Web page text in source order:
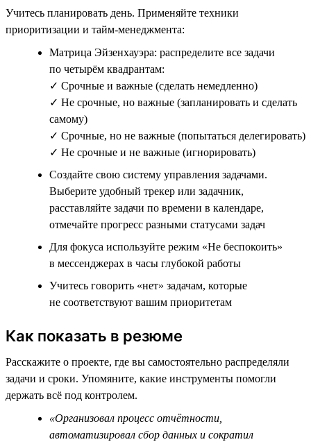
Учитесь планировать день. Применяйте техники
приоритизации и тайм-менеджмента:
Матрица Эйзенхауэра: распределите все задачи
по четырём квадрантам:
✓ Срочные и важные (сделать немедленно)
✓ Не срочные, но важные (запланировать и сделать
самому)
✓ Срочные, но не важные (попытаться делегировать)
✓ Не срочные и не важные (игнорировать)
Создайте свою систему управления задачами.
Выберите удобный трекер или задачник,
расставляйте задачи по времени в календаре,
отмечайте прогресс разными статусами задач
Для фокуса используйте режим «Не беспокоить»
в мессенджерах в часы глубокой работы
Учитесь говорить «нет» задачам, которые
не соответствуют вашим приоритетам
Как показать в резюме
Расскажите о проекте, где вы самостоятельно распределяли
задачи и сроки. Упомяните, какие инструменты помогли
держать всё под контролем.
«Организовал процесс отчётности,
автоматизировал сбор данных и сократил